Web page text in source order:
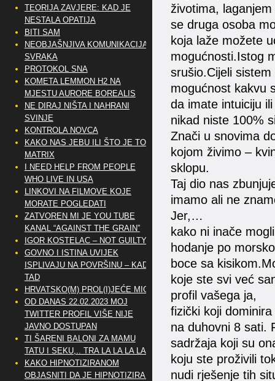
životima,
se druga osoba
koja laže možete
mogućnosti.Istog
srušio.Cijeli
mogućnost kakvu
da imate intuiciju
nikad niste 100%
Znači u snovima
kojom živimo –
sklopu.
Taj dio nas
imamo ali ne
Jer,…
kako ni inače
hodanje po
boce sa
koje ste svi već
profil vašega ja,
fizički koji
na duhovni 8 sati.
sadržaja koji su
koju ste proživili
nudi rješenje tih
TEORIJA ZAVJERE: KAD JE
NESTALA OPATIJA
BITI SAM
NEOBJAŠNJIVA KOMUNIKACIJA
SVRAKA
PROTOKOL SNA
KOMETA LEMMON H2 NA
MJESTU AURORE BOREALIS
NE DIRAJ NIŠTA I NAHRANI
SVINJE
KONTROLA NOVCA
KAKO NAS JEBU ILI ŠTO JE TO
MATRIX
I NEED HELP FROM PEOPLE
WHO LIVE IN USA
LINKOVI NA FILMOVE KOJE
MORATE POGLEDATI
ZATVOREN MI JE YOU TUBE
KANAL “AGAINST THE GRAIN”
IGOR KOSTELAC – NOT GUILTY
GOVNO I ISTINA UVIJEK
ISPLIVAJU NA POVRŠINU – KAD
TAD
HRVATSKO(M) PROL(I)JEĆE MIG
OD DANAS 22.02.2023 MOJ
TWITTER PROFIL VIŠE NIJE
JAVNO DOSTUPAN
TI ŠARENI BALONI ZA MAMU
TATU I SEKU,.. TRA LA LA LA LA
KAKO HIPNOTIZIRANOM
OBJASNITI DA JE HIPNOTIZIRAN